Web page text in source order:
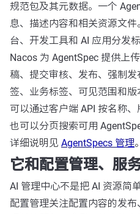
规范包及其元数据。一个
息、描述内容和相关资源文
台、开发工具和 AI 应用分发
Nacos 为 AgentSpec 提供上
稿、提交审核、发布、强制
签、业务标签、可见范围和
可以通过客户端 API 按名称、
也可以分页搜索可用
详细说明见 AgentSpecs 管理。
它和配置管理、服
AI 管理中心不是把 AI 资源简
配置管理关注配置内容的发